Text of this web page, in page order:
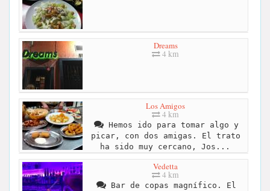
Dreams
4 km
Los Amigos
4 km
Hemos ido para tomar algo y
picar, con dos amigas. El trato
ha sido muy cercano, Jos...
Vedetta
4 km
Bar de copas magnífico. El